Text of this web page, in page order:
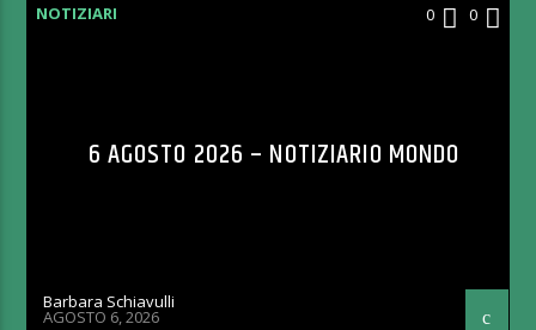
NOTIZIARI 0 0
6 AGOSTO 2026 – NOTIZIARIO MONDO
Barbara Schiavulli
AGOSTO 6, 2026